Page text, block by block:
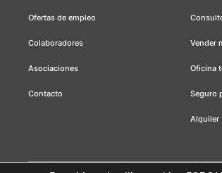
Ofertas de empleo
Colaboradores
Asociaciones
Contacto
Vender
Oficina
Seguro
Alquiler